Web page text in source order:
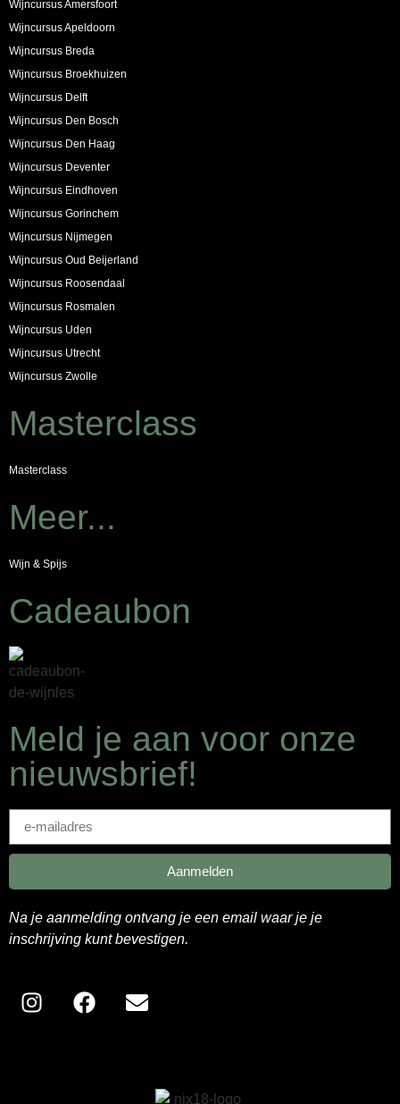
Wijncursus Amersfoort
Wijncursus Apeldoorn
Wijncursus Breda
Wijncursus Broekhuizen
Wijncursus Delft
Wijncursus Den Bosch
Wijncursus Den Haag
Wijncursus Deventer
Wijncursus Eindhoven
Wijncursus Gorinchem
Wijncursus Nijmegen
Wijncursus Oud Beijerland
Wijncursus Roosendaal
Wijncursus Rosmalen
Wijncursus Uden
Wijncursus Utrecht
Wijncursus Zwolle
Masterclass
Masterclass
Meer...
Wijn & Spijs
Cadeaubon
Meld je aan voor onze
nieuwsbrief!
Aanmelden
Na je aanmelding ontvang je een email waar je je
inschrijving kunt bevestigen.